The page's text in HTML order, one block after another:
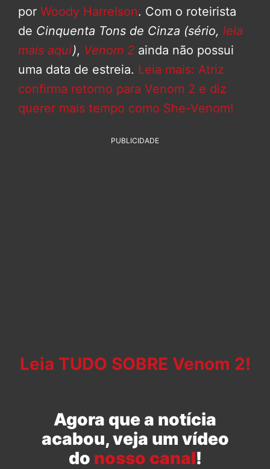
por Woody Harrelson. Com o roteirista
de Cinquenta Tons de Cinza (sério, leia
mais aqui), Venom 2 ainda não possui
uma data de estreia. Leia mais: Atriz
confirma retorno para Venom 2 e diz
querer mais tempo como She-Venom!
PUBLICIDADE
Leia TUDO SOBRE Venom 2!
Agora que a notícia
acabou, veja um vídeo
do nosso canal!